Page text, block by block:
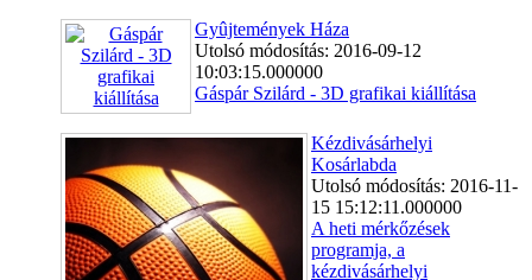
Gyûjtemények Háza
Utolsó módosítás: 2016-09-12
10:03:15.000000
Gáspár Szilárd - 3D grafikai kiállítása
Kézdivásárhelyi
Kosárlabda
Utolsó módosítás: 2016-11-
15 15:12:11.000000
A heti mérkőzések
programja, a
kézdivásárhelyi